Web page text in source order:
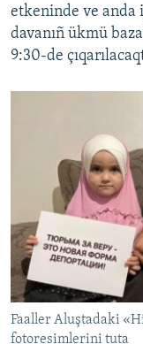
etkeninde ve anda
davanıñ ükmü
9:30-de
Faaller Aluştadaki
fotoresimlerini tuta